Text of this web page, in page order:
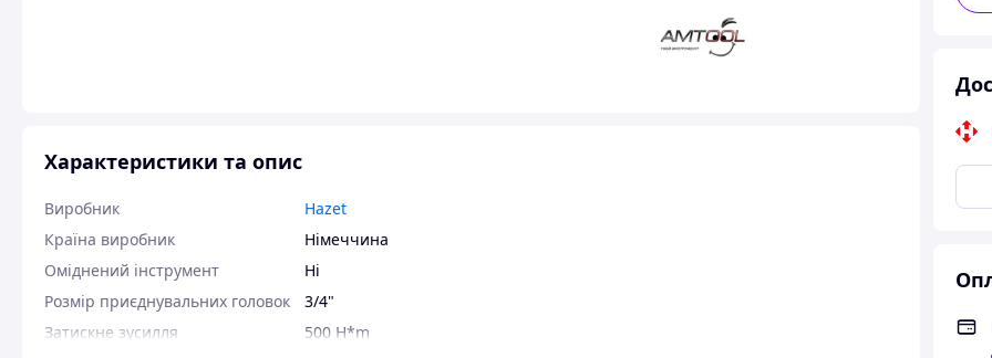
Характеристики та опис
Виробник
Hazet
Країна виробник
Німеччина
Оміднений інструмент
Ні
Розмір приєднувальних головок
3/4"
Затискне зусилля
500 H*m